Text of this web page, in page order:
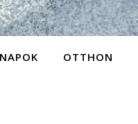
OTTHON